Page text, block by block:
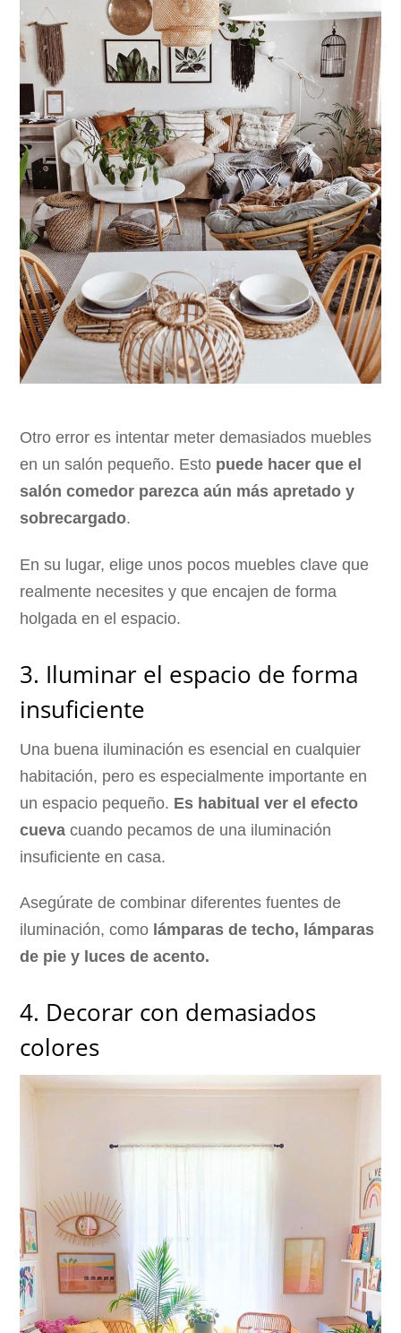
Otro error es intentar meter demasiados muebles
en un salón pequeño. Esto puede hacer que el
salón comedor parezca aún más apretado y
sobrecargado.
En su lugar, elige unos pocos muebles clave que
realmente necesites y que encajen de forma
holgada en el espacio.
3. Iluminar el espacio de forma
insuficiente
Una buena iluminación es esencial en cualquier
habitación, pero es especialmente importante en
un espacio pequeño. Es habitual ver el efecto
cueva cuando pecamos de una iluminación
insuficiente en casa.
Asegúrate de combinar diferentes fuentes de
iluminación, como lámparas de techo, lámparas
de pie y luces de acento.
4. Decorar con demasiados
colores